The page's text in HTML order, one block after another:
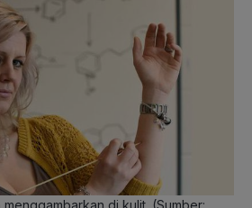
di kulit. (Sumber: